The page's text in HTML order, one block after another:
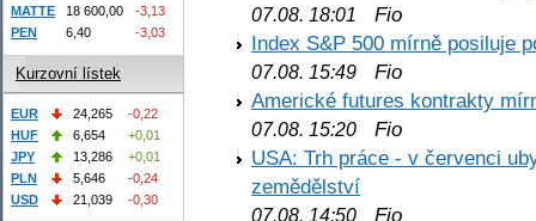
07.08. 18:01
Fio
Index S&P 500 mírně posiluje
07.08. 15:49 Fio
Americké futures kontrakty
07.08. 15:20 Fio
USA: Trh práce - v červenci
zemědělství
07.08. 14:50 Fio
MATTE
18 600,00
-3,13
PEN
6,40 -3,03
Kurzovní lístek
EUR 24,265
-0,22
HUF
6,654
+0,01
JPY
13,286
+0,01
PLN
5,646
-0,24
USD
21,039 -0,30